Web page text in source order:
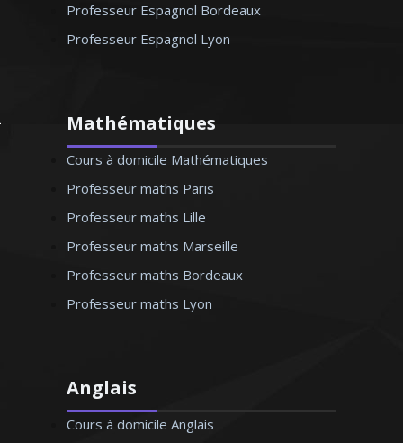
Professeur Espagnol Bordeaux
Professeur Espagnol Lyon
Mathématiques
Cours à domicile Mathématiques
Professeur maths Paris
Professeur maths Lille
Professeur maths Marseille
Professeur maths Bordeaux
Professeur maths Lyon
Anglais
Cours à domicile Anglais